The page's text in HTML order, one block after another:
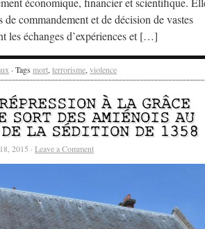
de commandement et de décision de vastes
les échanges d’expériences et […]
· Tags mort, terrorisme, violence
À LA GRÂCE
SORT DES AMIÉNOIS AU
LA SÉDITION DE 1358
2015 · Leave a Comment